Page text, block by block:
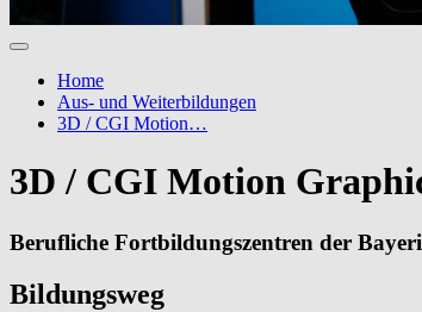
Home
Aus- und Weiterbildungen
3D / CGI Motion…
3D / CGI Motion
Berufliche Fortbildungszentren der
Bildungsweg